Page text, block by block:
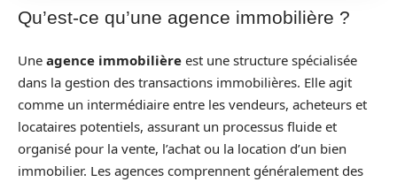
Qu’est-ce qu’une agence immobilière ?
Une agence immobilière est une structure spécialisée
dans la gestion des transactions immobilières. Elle agit
comme un intermédiaire entre les vendeurs, acheteurs et
locataires potentiels, assurant un processus fluide et
organisé pour la vente, l’achat ou la location d’un bien
immobilier. Les agences comprennent généralement des